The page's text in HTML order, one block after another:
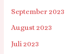
September 2023
August 2023
Juli 2023